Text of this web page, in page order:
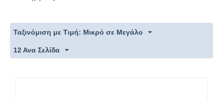
Ταξινόμιση με Τιμή: Μικρό σε Μεγάλο
12 Ανα Σελίδα